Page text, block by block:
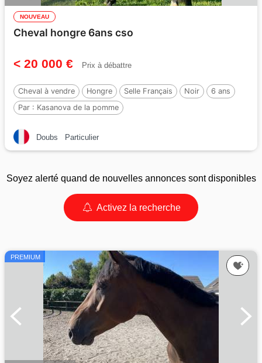
NOUVEAU
Cheval hongre 6ans cso
< 20 000 € Prix à débattre
Cheval à vendre Hongre Selle Français Noir
6 ans
Par : Kasanova de la pomme
Doubs Particulier
Soyez alerté quand de nouvelles annonces sont disponibles
Activez la recherche
PREMIUM